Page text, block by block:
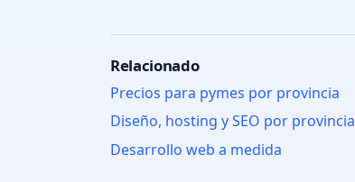
Relacionado
Precios para pymes por provincia
Diseño, hosting y SEO por provincia
Desarrollo web a medida